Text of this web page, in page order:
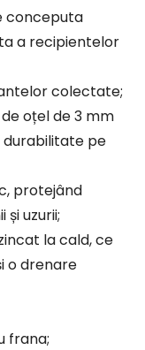
conceputa
a recipientelor
colectate;
oțel de 3 mm
pe
protejând
uzurii;
la cald, ce
o drenare
frana;